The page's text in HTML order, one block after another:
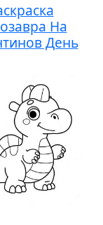
На
День